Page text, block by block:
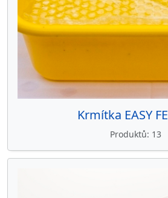
Krmítka EASY
Produktů 13